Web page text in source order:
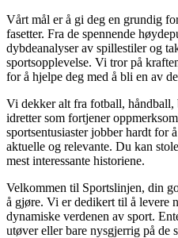
Vårt mål er å gi deg en grundig
fasetter. Fra de spennende
dybdeanalyser av spillestiler og
sportsopplevelse. Vi tror på
for å hjelpe deg med å bli en av
Vi dekker alt fra fotball,
idretter som fortjener
sportsentusiaster jobber hardt for
aktuelle og relevante. Du kan
mest interessante historiene.
Velkommen til Sportslinjen, din
å gjøre. Vi er dedikert til å levere
dynamiske verdenen av sport.
utøver eller bare nysgjerrig på de